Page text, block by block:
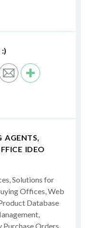
IDEO
Solutions for
Offices, Web
Database
Orders,